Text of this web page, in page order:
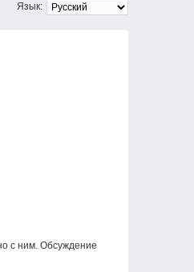
Язык:
с ним. Обсуждение